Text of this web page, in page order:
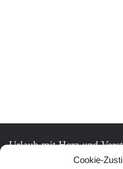
Cookie-
Urlaub mit Herz und